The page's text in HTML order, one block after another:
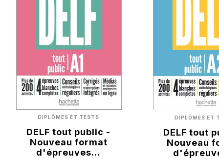
DIPLÔMES ET TESTS
DELF tout public -
Nouveau format
d'épreuves…
DIPLÔMES ET
DELF tout
Nouveau